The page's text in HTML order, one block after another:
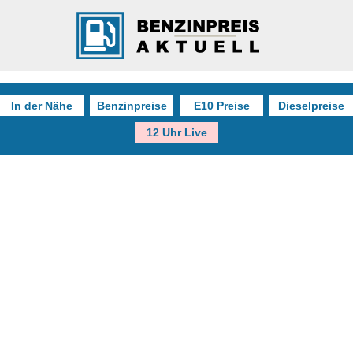
In der Nähe Benzinpreise E10 Preise Dieselpreise
12 Uhr Live